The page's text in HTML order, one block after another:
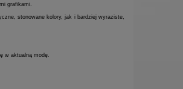
grafikami.
stonowane kolory, jak i bardziej wyraziste,
w aktualną modę.